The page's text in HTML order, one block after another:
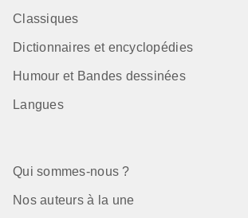
Classiques
Dictionnaires et encyclopédies
Humour et Bandes dessinées
Langues
Qui sommes-nous ?
Nos auteurs à la une